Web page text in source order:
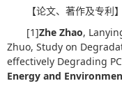
【论文、著作及专利】
[1]Zhe Zhao,
Zhuo, Study on
effectively Degrading
Energy and